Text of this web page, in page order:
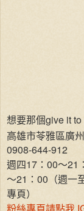
想要那個give it to
高雄市苓雅區廣
0908-644-912
週四17：00～21
～21：00（週一
專頁）
粉絲專頁請點我